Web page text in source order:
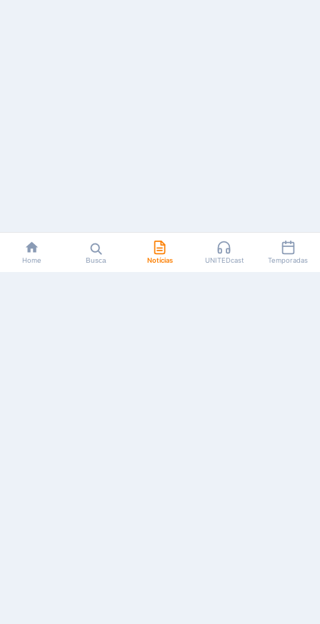
Home Busca Notícias UNITEDcast Temporadas